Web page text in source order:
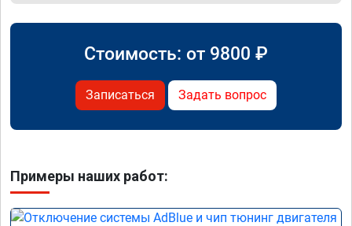
Стоимость: от 9800 ₽
Записаться Задать вопрос
Примеры наших работ: